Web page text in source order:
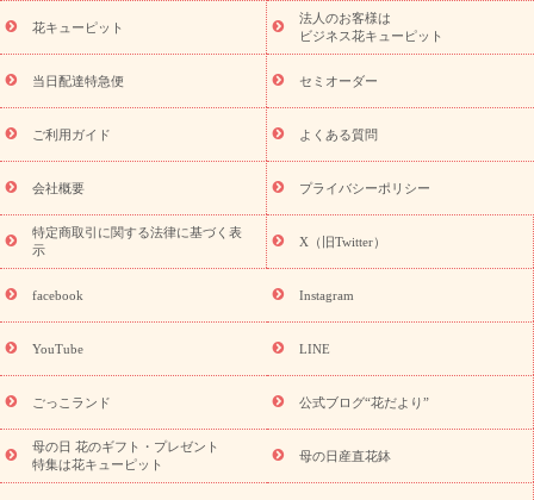
ーブドフラワー
季節のイベント
ひまわり ギフト・プレゼント
特集
お盆 花（新盆・初盆） 季節のイベント
お盆 花（新
盆・初盆）
お盆 花（新盆・初盆）
お盆・お供え 花とセットギ
フト
お盆・お供え プリザーブドフラワー
ひまわり ギフト・プ
レゼント特集
夏の花贈り・お中元・暑中見舞い 花のギフト特集
敬老の日におくる花ギフト・プレゼント特集
花ギフト・プレゼント特集
敬老の日 花のおすすめランキング
敬
老の日 花鉢植えのギフト・プレゼント特集
敬老の日 花とセットギ
フト・プレゼント特集
敬老の日の花 全てのギフト一覧
キャン
ペーン
映画『ウォーターガーディアンズ』コラボキャンペーン
「きょう誕生日なんです」キャンペーン
誕生日の花を探す
誕生日フラワーギフト 誕生日フラワーギフト特集
9月の誕生花(リンドウ)
ら探す
お祝いの花特集 当日配達特急便 お祝い商品一覧
念日
結婚祝い 出産祝い 退院祝い・快気祝い
寿祝い
プチギフト ペットのお祝いフラワー
花キューピット
法人のお客様は
ビジネス花キューピット
当日配達特急便 セミオーダー
ご利用ガイド よくある質問
会社概要 プライバシーポリシー
特定商取引に関する法律に基づく表
示
X（旧Twitter）
facebook Instagram
YouTube LINE
ごっこランド 公式ブログ“花だより”
母の日 花のギフト・プレゼント
特集は花キューピット
母の日産直花鉢